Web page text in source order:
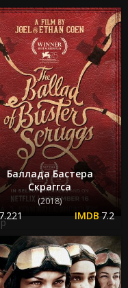
Баллада Бастера
Скраггса
(2018)
7.221 7.2